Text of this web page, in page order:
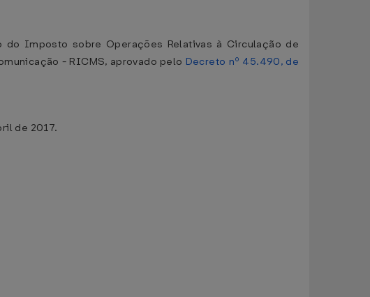
Imposto sobre Operações Relativas à Circulação de
- RICMS, aprovado pelo Decreto nº 45.490, de
de 2017.